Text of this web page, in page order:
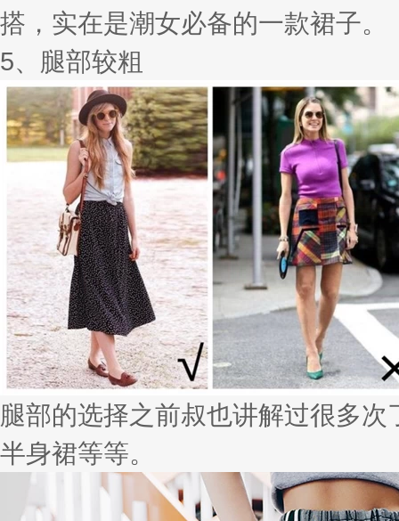
搭，实在是潮女必备的一款裙子。
5、腿部较粗
腿部的选择之前叔也讲解过很多
半身裙等等。